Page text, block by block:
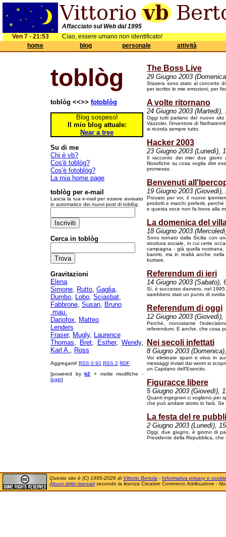
Affacciato sul Web dal 1995
Ven 7 - 21:53
Ciao, essere umano non identificato!
home
blog personale attività
toblòg
toblòg <<>> fotoblòg
Blog sospeso!
Il mio blog attuale:
Near a tree
Su di me
Chi è vb?
Cos'è toblòg?
Cos'è fotoblòg?
La mia home page
toblòg per e-mail
Lascia la tua e-mail per essere avvisato
in automatico dei nuovi post di toblòg.
Cerca in toblòg
Gravitazioni
Elena
Simone, Rutto, Gaglia,
Dumbo, Lobo, Sciasbat,
Fabbrone, Susan, Bruno
.mau.
Dariofox, Matteo
Lenders
Fraser, Mugly, Laurence
Thomas, Bret, Esther, Wendy,
Karl A., Ross
Aggregami! RSS 0.92 RSS 2 RDF
[powered byb2
+ molte modifiche -
login]
The Boss Live
29 Giugno 2003
Stasera sono stato al concerto
per iscritto le mie emozioni, per
A volte ritornano
24 Giugno 2003 (Martedì),
Oggi tutti parlano del nuovo
Vazzoler, l'inventore di
si ricorda sempre tutto.
Hacker 2003
23 Giugno 2003 (Lunedì),
Il racconto dei miei due giorni
filosofiche su cosa voglia dire
promesso.
Benvenuti
19 Giugno 2003 (Giovedì),
Provato per voi, il nuovo
prodotti e marchi preferiti,
e questa voce non fa bene alla
La domenica del
18 Giugno 2003
Sono tornato dalla Sicilia con
struttura sociale, in cui certe
campagna - già quella
barotti, ma in realtà anche
buttare.
Referendum di ieri
14 Giugno 2003 (Sabato),
Sì, è successo davvero, nel
sarebbero stati un punto di
Referendum di oggi
12 Giugno 2003 (Giovedì),
Perchè, nonostante
referendum. E anche, che cosa
Nei secoli infettati
8 Giugno 2003
Voi eliminate spam e virus in
messaggi inviati dai worm si
un Capitano dell'Esercito.
Figuracce libere
5 Giugno 2003 (Giovedì),
Quanti ingegneri ci vogliono per
che può andare storto lo farà.
La festa del re
2 Giugno 2003 (Lunedì),
Oggi, due giugno, è giorno di
Presidente della Repubblica,
Questo sito è (C) 1995-2026 di Vittorio Bertola - Informativa privacy e cookie
Alcuni diritti riservatisecondo la licenza Creative Commons Attribuzione -